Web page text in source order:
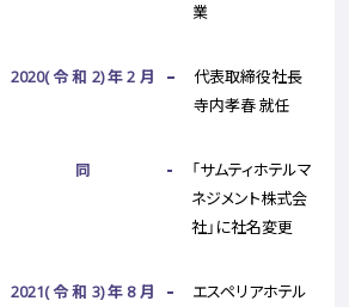
業
2020(令和2)年2月
代表取締役社長
寺内孝春 就任
同
「サムティホテルマ
ネジメント株式会
社」に社名変更
2021(令和3)年8月
エスペリアホテル